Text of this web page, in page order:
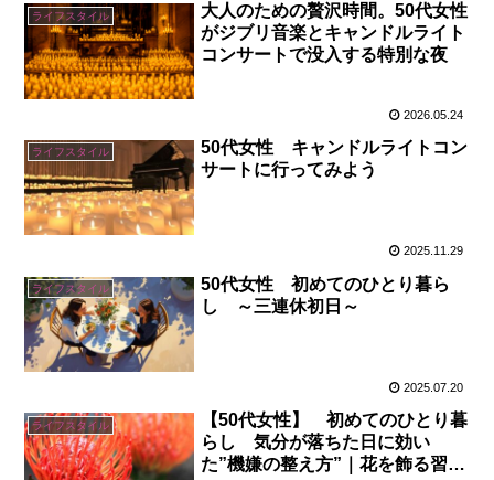
ライフスタイル
大人のための贅沢時間。50代女性
がジブリ音楽とキャンドルライト
コンサートで没入する特別な夜
2026.05.24
ライフスタイル
50代女性 キャンドルライトコン
サートに行ってみよう
2025.11.29
ライフスタイル
50代女性 初めてのひとり暮ら
し ～三連休初日～
2025.07.20
ライフスタイル
【50代女性】 初めてのひとり暮
らし 気分が落ちた日に効い
た”機嫌の整え方”｜花を飾る習慣